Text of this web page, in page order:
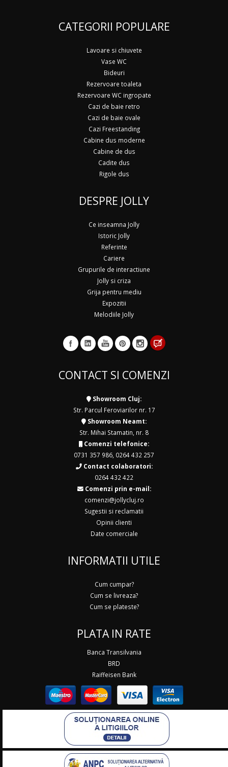
CATEGORII POPULARE
Lavoare si chiuvete
Vase WC
Bideuri
Rezervoare toaleta
Rezervoare WC ingropate
Cazi de baie retro
Cazi de baie ovale
Cazi Freestanding
Cabine dus moderne
Cabine de dus
Cadite dus
Rigole dus
DESPRE JOLLY
Ce inseamna Jolly
Istoric Jolly
Referinte
Cariere
Grupurile de interactiune
Jolly si criza
Grija pentru mediu
Expozitii
Melodiile Jolly
CONTACT SI COMENZI
Showroom Cluj:
Str. Parcul Feroviarilor nr. 17
Showroom Neamt:
Str. Mihai Stamatin, nr. 8
Comenzi telefonice:
0731 357 986, 0264 432 257
Contact colaboratori:
0264 432 422
Comenzi prin e-mail:
comenzi@jollycluj.ro
Sugestii si reclamatii
Opinii clienti
Date comerciale
INFORMATII UTILE
Cum cumpar?
Cum se livreaza?
Cum se plateste?
PLATA IN RATE
Banca Transilvania
BRD
Raiffeisen Bank